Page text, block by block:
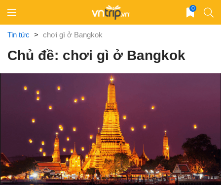
content
0
Tin tức > chơi gì ở Bangkok
Chủ đề: chơi gì ở Bangkok